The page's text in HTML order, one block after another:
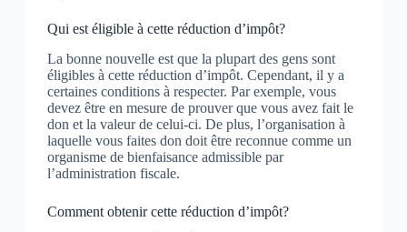
Qui est éligible à cette réduction d’impôt?
La bonne nouvelle est que la plupart des gens sont
éligibles à cette réduction d’impôt. Cependant, il y a
certaines conditions à respecter. Par exemple, vous
devez être en mesure de prouver que vous avez fait le
don et la valeur de celui-ci. De plus, l’organisation à
laquelle vous faites don doit être reconnue comme un
organisme de bienfaisance admissible par
l’administration fiscale.
Comment obtenir cette réduction d’impôt?